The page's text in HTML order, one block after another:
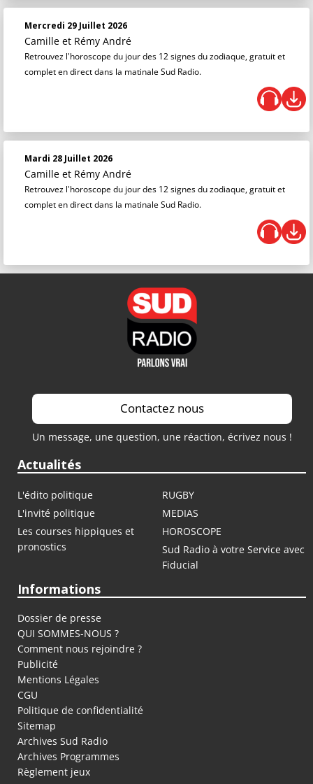
Mercredi 29 Juillet 2026
Camille et Rémy André
Retrouvez l'horoscope du jour des 12 signes du zodiaque, gratuit et
complet en direct dans la matinale Sud Radio.
Mardi 28 Juillet 2026
Camille et Rémy André
Retrouvez l'horoscope du jour des 12 signes du zodiaque, gratuit et
complet en direct dans la matinale Sud Radio.
Contactez nous
Un message, une question, une réaction, écrivez nous !
Actualités
L'édito politique
RUGBY
L'invité politique
MEDIAS
Les courses hippiques et
pronostics
HOROSCOPE
Sud Radio à votre Service avec
Fiducial
Informations
Dossier de presse
QUI SOMMES-NOUS ?
Comment nous rejoindre ?
Publicité
Mentions Légales
CGU
Politique de confidentialité
Sitemap
Archives Sud Radio
Archives Programmes
Règlement jeux